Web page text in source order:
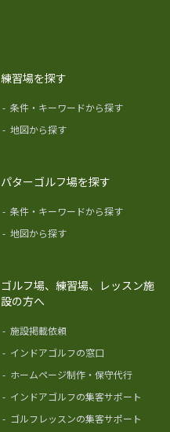
練習場を探す
- 条件・キーワードから探す
- 地図から探す
パターゴルフ場を探す
- 条件・キーワードから探す
- 地図から探す
ゴルフ場、練習場、レッスン施
設の方へ
- 施設掲載依頼
- インドアゴルフの窓口
- ホームページ制作・保守代行
- インドアゴルフの集客サポート
- ゴルフレッスンの集客サポート